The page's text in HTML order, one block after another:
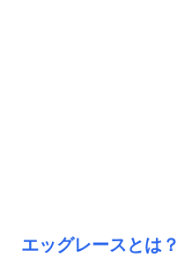
エッグレースとは？